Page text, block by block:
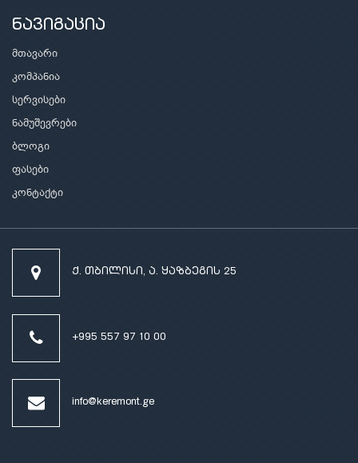
ნავიგაცია
მთავარი
კომპანია
სერვისები
ნამუშევრები
ბლოგი
ფასები
კონტაქტი
ქ. თბილისი, ა. ყაზბეგის 25
+995 557 97 10 00
info@keremont.ge